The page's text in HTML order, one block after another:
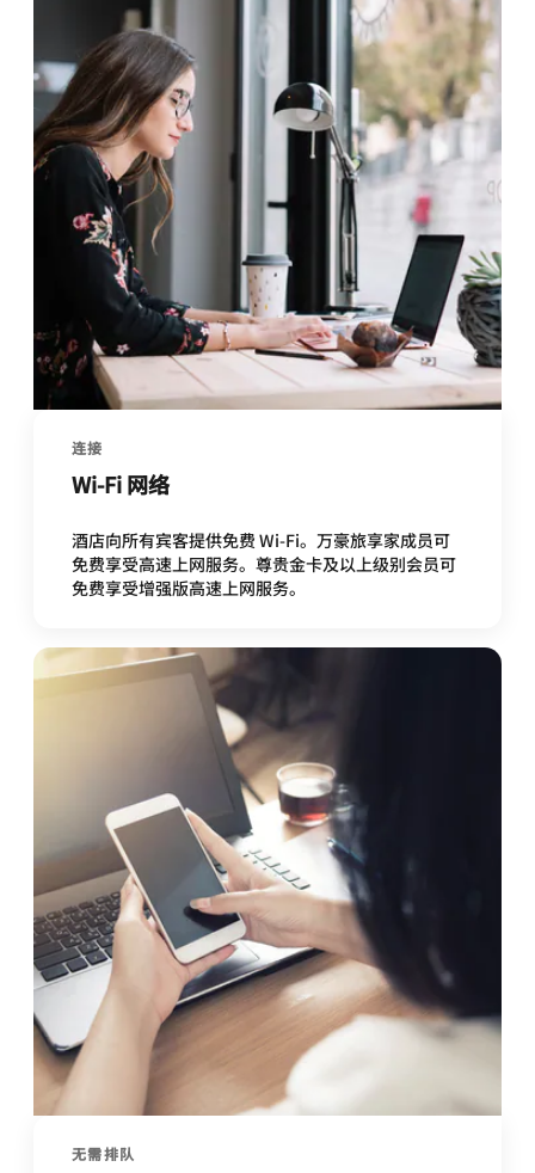
连接
Wi-Fi 网络
酒店向所有宾客提供免费 Wi-Fi。万豪旅享家成员可
免费享受高速上网服务。尊贵金卡及以上级别会员可
免费享受增强版高速上网服务。
无需排队